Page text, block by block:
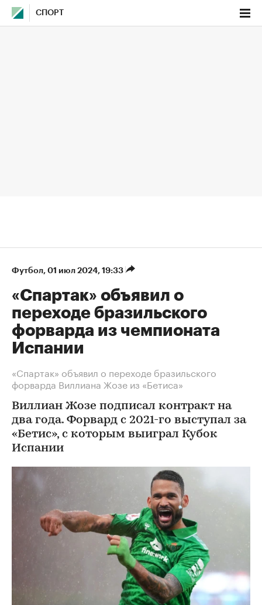
СПОРТ
Футбол⁠, 01 июл 2024, 19:33
«Спартак» объявил о
переходе бразильского
форварда из чемпионата
Испании
«Спартак» объявил о переходе бразильского
форварда Виллиана Жозе из «Бетиса»
Виллиан Жозе подписал контракт на
два года. Форвард с 2021-го выступал за
«Бетис», с которым выиграл Кубок
Испании